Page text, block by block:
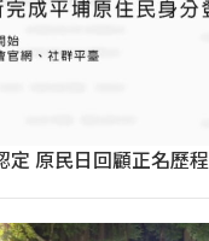
定 原民日回顧正名歷程